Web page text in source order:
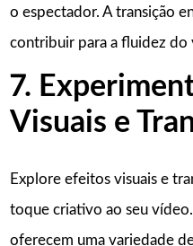
o espectador. A transição
contribuir para a fluidez do
7.
Visuais e
Explore efeitos visuais e
toque criativo ao seu
oferecem uma variedade